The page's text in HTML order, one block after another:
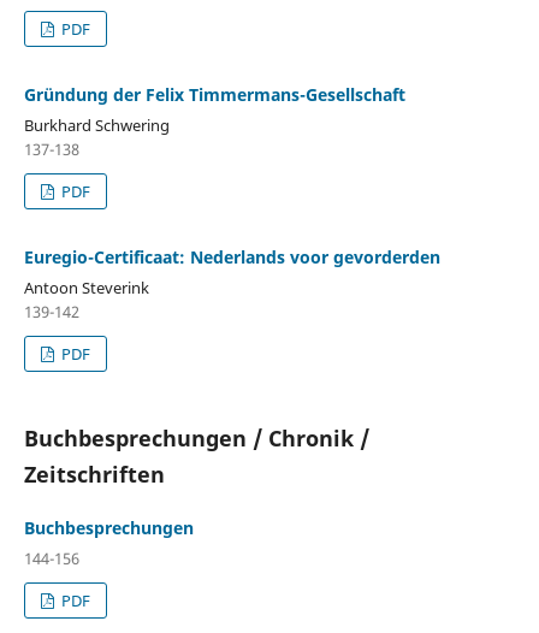
PDF
Gründung der Felix Timmermans-Gesellschaft
Burkhard Schwering
137-138
PDF
Euregio-Certificaat: Nederlands voor gevorderden
Antoon Steverink
139-142
PDF
Buchbesprechungen / Chronik /
Zeitschriften
Buchbesprechungen
144-156
PDF